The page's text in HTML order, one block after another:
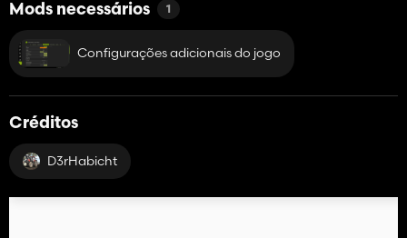
Mods necessários 1
Configurações adicionais do jogo
Créditos
D3rHabicht